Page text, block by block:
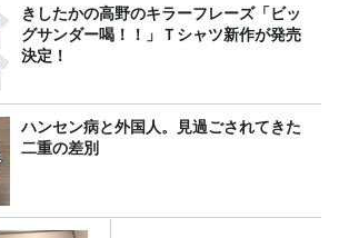
きしたかの高野のキラーフレーズ「ビッ
グサンダー喝！！」Ｔシャツ新作が発売
決定！
ハンセン病と外国人。見過ごされてきた
二重の差別